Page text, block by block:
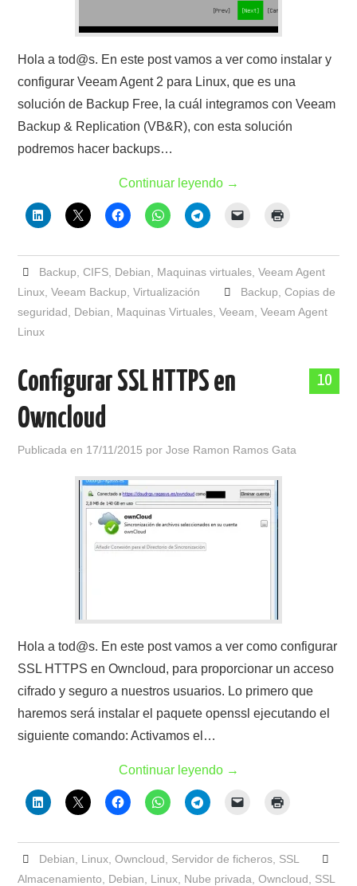
Hola a tod@s. En este post vamos a ver como instalar y
configurar Veeam Agent 2 para Linux, que es una
solución de Backup Free, la cuál integramos con Veeam
Backup & Replication (VB&R), con esta solución
podremos hacer backups…
Continuar leyendo →
Backup CIFS, Debian Maquinas virtuales, Veeam Agent
Linux ,Veeam Backup ,Virtualización Backup Copias de
seguridad
Debian Maquinas Virtuales ,Veeam ,Veeam Agent
Linux
10
Configurar SSL HTTPS en
Owncloud
Publicada en 17/11/2015 porJose Ramon Ramos Gata
Hola a tod@s. En este post vamos a ver como configurar
SSL HTTPS en Owncloud, para proporcionar un acceso
cifrado y seguro a nuestros usuarios. Lo primero que
haremos será instalar el paquete openssl ejecutando el
siguiente comando: Activamos el…
Continuar leyendo →
Debian Linux, Owncloud Servidor de ficheros, SSL
Almacenamiento
Debian Linux Nube privada ,Owncloud SSL